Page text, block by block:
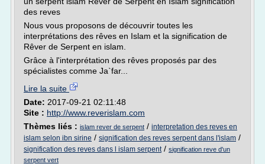
des reves
Nous vous proposons de découvrir toutes les
interprétations des rêves en Islam et la signification de
Rêver de Serpent en islam.
Grâce à l'interprétation des rêves proposés par des
spécialistes comme Ja`far...
Lire la suite
Date: 2017-09-21 02:11:48
Site : http://www.reverislam.com
Thèmes liés : islam rever de serpent / interpretation des reves en
islam selon ibn sirine / signification des reves serpent dans l'islam /
signification des reves dans l islam serpent/ signification reve d'un
serpent vert